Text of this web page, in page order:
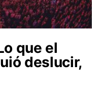
que el
deslucir,